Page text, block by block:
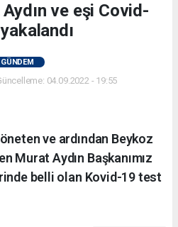
ve eşi Covid-
GÜNDEM
04.09.2022 - 19:55
ve ardından Beykoz
Murat Aydın Başkanımız
belli olan Kovid-19 test